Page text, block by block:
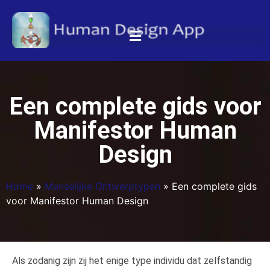
Een complete gids voor
Manifestor Human
Design
Home » Menselijke Ontwerptypen » Een complete gids
voor Manifestor Human Design
Als zodanig zijn zij het enige type individu dat zelfstandig